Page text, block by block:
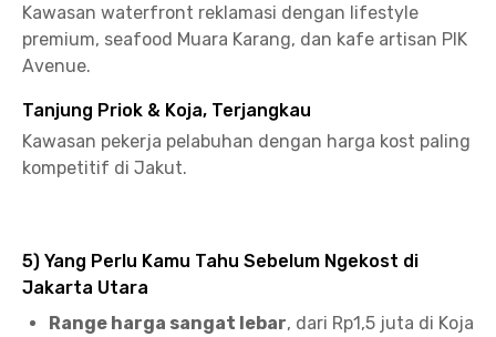
Kawasan waterfront reklamasi dengan lifestyle
premium, seafood Muara Karang, dan kafe artisan PIK
Avenue.
Tanjung Priok & Koja, Terjangkau
Kawasan pekerja pelabuhan dengan harga kost paling
kompetitif di Jakut.
5) Yang Perlu Kamu Tahu Sebelum Ngekost di
Jakarta Utara
Range harga sangat lebar, dari Rp1,5 juta di Koja